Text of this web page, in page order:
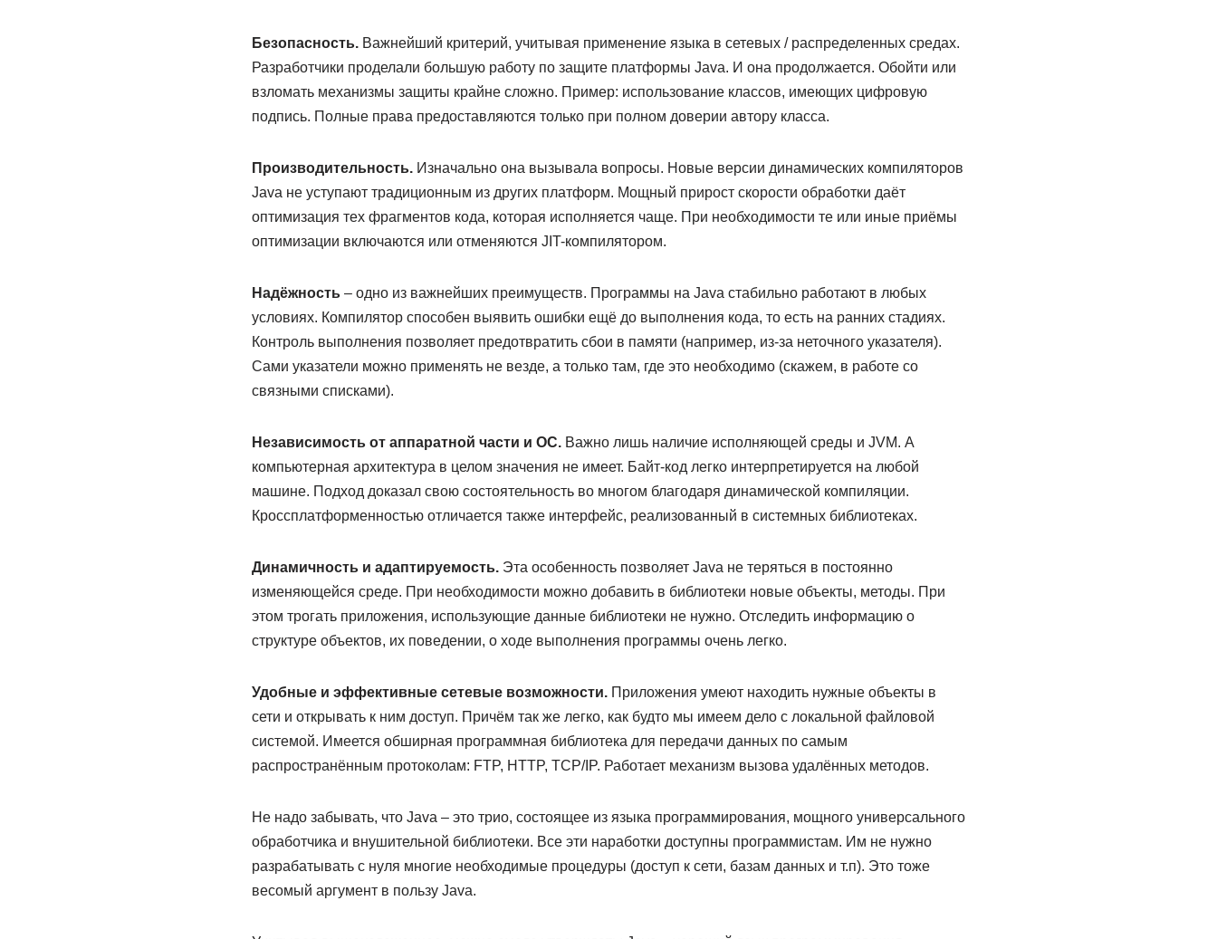
Безопасность.Важнейший критерий, учитывая применение языка в сетевых / распределенных средах.
Разработчики проделали большую работу по защите платформы Java. И она продолжается. Обойти или
взломать механизмы защиты крайне сложно. Пример: использование классов, имеющих цифровую
подпись. Полные права предоставляются только при полном доверии автору класса.
Производительность.Изначально она вызывала вопросы. Новые версии динамических компиляторов
Java не уступают традиционным из других платформ. Мощный прирост скорости обработки даёт
оптимизация тех фрагментов кода, которая исполняется чаще. При необходимости те или иные приёмы
оптимизации включаются или отменяются JIT-компилятором.
Надёжность– одно из важнейших преимуществ. Программы на Java стабильно работают в любых
условиях. Компилятор способен выявить ошибки ещё до выполнения кода, то есть на ранних стадиях.
Контроль выполнения позволяет предотвратить сбои в памяти (например, из-за неточного указателя).
Сами указатели можно применять не везде, а только там, где это необходимо (скажем, в работе со
связными списками).
Независимость от аппаратной части и ОС.Важно лишь наличие исполняющей среды и JVM. А
компьютерная архитектура в целом значения не имеет. Байт-код легко интерпретируется на любой
машине. Подход доказал свою состоятельность во многом благодаря динамической компиляции.
Кроссплатформенностью отличается также интерфейс, реализованный в системных библиотеках.
Динамичность и адаптируемость.Эта особенность позволяет Java не теряться в постоянно
изменяющейся среде. При необходимости можно добавить в библиотеки новые объекты, методы. При
этом трогать приложения, использующие данные библиотеки не нужно. Отследить информацию о
структуре объектов, их поведении, о ходе выполнения программы очень легко.
Удобные и эффективные сетевые возможности.Приложения умеют находить нужные объекты в
сети и открывать к ним доступ. Причём так же легко, как будто мы имеем дело с локальной файловой
системой. Имеется обширная программная библиотека для передачи данных по самым
распространённым протоколам: FTP, HTTP, TCP/IP. Работает механизм вызова удалённых методов.
Не надо забывать, что Java – это трио, состоящее из языка программирования, мощного универсального
обработчика и внушительной библиотеки. Все эти наработки доступны программистам. Им не нужно
разрабатывать с нуля многие необходимые процедуры (доступ к сети, базам данных и т.п). Это тоже
весомый аргумент в пользу Java.